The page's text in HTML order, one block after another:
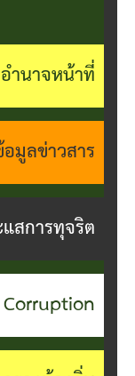
อำนาจหน้าที่
มูลข่าวสาร
สการทุจริต